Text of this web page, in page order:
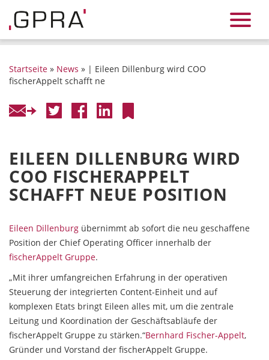
Startseite » News » | Eileen Dillenburg wird COO
fischerAppelt schafft ne
EILEEN DILLENBURG WIRD
COO FISCHERAPPELT
SCHAFFT NEUE POSITION
Eileen Dillenburg übernimmt ab sofort die neu geschaffene
Position der Chief Operating Officer innerhalb der
fischerAppelt Gruppe.
„Mit ihrer umfangreichen Erfahrung in der operativen
Steuerung der integrierten Content-Einheit und auf
komplexen Etats bringt Eileen alles mit, um die zentrale
Leitung und Koordination der Geschäftsabläufe der
fischerAppelt Gruppe zu stärken.“Bernhard Fischer-Appelt,
Gründer und Vorstand der fischerAppelt Gruppe.